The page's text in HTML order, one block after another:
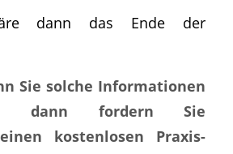
dann das Ende der
Sie solche Informationen
dann fordern Sie
kostenlosen Praxis-